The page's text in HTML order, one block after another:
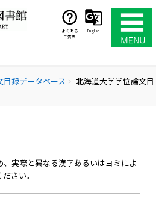
よくある
ご質問
English
録データベース chevron_right
北海道大学学位論文目
実際と異なる漢字あるいはヨミによ
さい。